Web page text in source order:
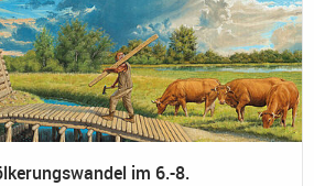
im 6.-8.